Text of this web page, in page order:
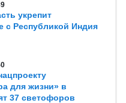
укрепит
с Республикой Индия
для жизни» в
37 светофоров